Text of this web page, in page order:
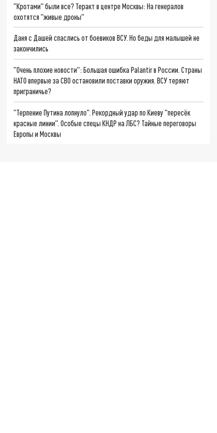
"Кротами" были все? Теракт в центре Москвы: На генералов
охотятся "живые дроны"
Даня с Дашей спаслись от боевиков ВСУ. Но беды для малышей не
закончились
"Очень плохие новости": Большая ошибка Palantir в России. Страны
НАТО впервые за СВО остановили поставки оружия. ВСУ теряют
приграничье?
"Терпение Путина лопнуло". Рекордный удар по Киеву "пересёк
красные линии". Особые спецы КНДР на ЛБС? Тайные переговоры
Европы и Москвы